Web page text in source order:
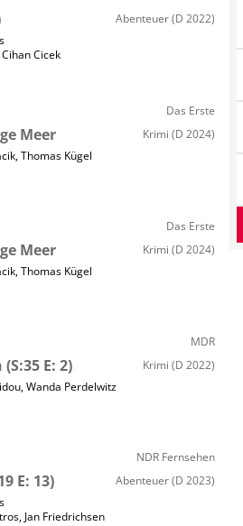
Abenteuer(D 2022)
Cihan Cicek
Das Erste
Meer Krimi (D 2024)
,Thomas Kügel
Das Erste
Meer Krimi (D 2024)
,Thomas Kügel
MDR
(S:35 E: 2) Krimi (D 2022)
,Wanda Perdelwitz
NDR Fernsehen
E: 13) Abenteuer(D 2023)
, Jan Friedrichsen